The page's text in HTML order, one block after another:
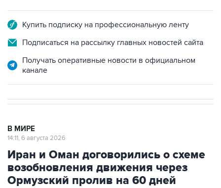
Купить подписку на профессиональную ленту
Подписаться на рассылку главных новостей сайта
Получать оперативные новости в официальном
канале
В МИРЕ
14:11, 6 августа 2026
Иран и Оман договорились о схеме
возобновления движения через
Ормузский пролив на 60 дней